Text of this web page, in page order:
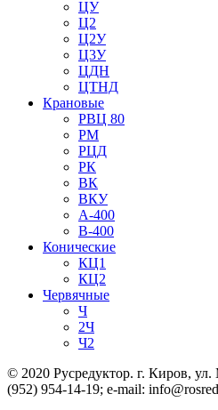
ЦУ
Ц2
Ц2У
Ц3У
ЦДН
ЦТНД
Крановые
РВЦ 80
РМ
РЦД
РК
ВК
ВКУ
А-400
В-400
Конические
КЦ1
КЦ2
Червячные
Ч
2Ч
Ч2
© 2020 Русредуктор. г. Киров,
(952) 954-14-19; e-mail: